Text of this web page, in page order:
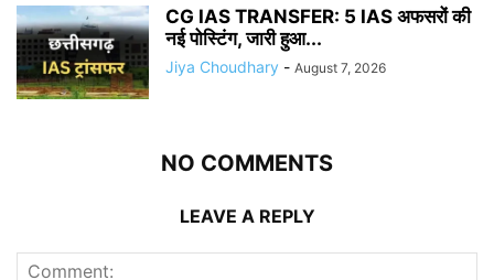
CG IAS TRANSFER: 5 IAS अफसरों की
नई पोस्टिंग, जारी हुआ...
Jiya Choudhary - August 7, 2026
NO COMMENTS
LEAVE A REPLY